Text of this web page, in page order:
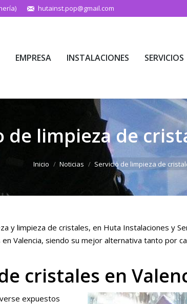
hutainst.pop@gmail.com
EMPRESA INSTALACIONES SERVICIOS
de limpieza de
Inicio Noticias Servicio de limpieza de
y limpieza de cristales, en Huta Instalaciones y
Valencia, siendo su mejor alternativa tanto por
cristales en
expuestos